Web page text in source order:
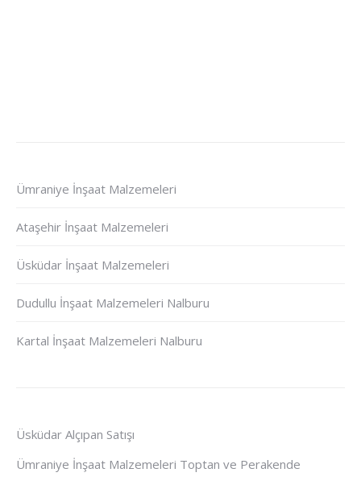
Ümraniye İnşaat Malzemeleri
Ataşehir İnşaat Malzemeleri
Üsküdar İnşaat Malzemeleri
Dudullu İnşaat Malzemeleri Nalburu
Kartal İnşaat Malzemeleri Nalburu
Üsküdar Alçıpan Satışı
Ümraniye İnşaat Malzemeleri Toptan ve Perakende